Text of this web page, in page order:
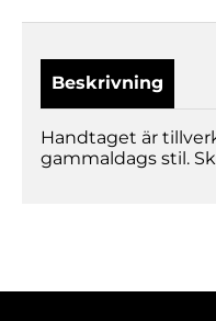
Beskrivning
Handtaget är
gammaldags stil.